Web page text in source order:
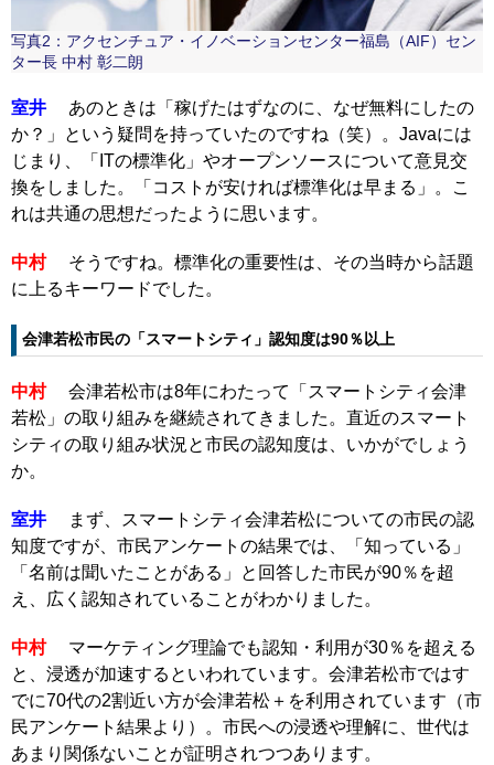
写真2：アクセンチュア・イノベーションセンター福島（AIF）セン
ター長 中村 彰二朗
室井
あのときは「稼げたはずなのに、なぜ無料にしたの
か？」という疑問を持っていたのですね（笑）。Javaには
じまり、「ITの標準化」やオープンソースについて意見交
換をしました。「コストが安ければ標準化は早まる」。こ
れは共通の思想だったように思います。
中村
そうですね。標準化の重要性は、その当時から話題
に上るキーワードでした。
会津若松市民の「スマートシティ」認知度は90％以上
中村
会津若松市は8年にわたって「スマートシティ会津
若松」の取り組みを継続されてきました。直近のスマート
シティの取り組み状況と市民の認知度は、いかがでしょう
か。
室井
まず、スマートシティ会津若松についての市民の認
知度ですが、市民アンケートの結果では、「知っている」
「名前は聞いたことがある」と回答した市民が90％を超
え、広く認知されていることがわかりました。
中村
マーケティング理論でも認知・利用が30％を超える
と、浸透が加速するといわれています。会津若松市ではす
でに70代の2割近い方が会津若松＋を利用されています（市
民アンケート結果より）。市民への浸透や理解に、世代は
あまり関係ないことが証明されつつあります。